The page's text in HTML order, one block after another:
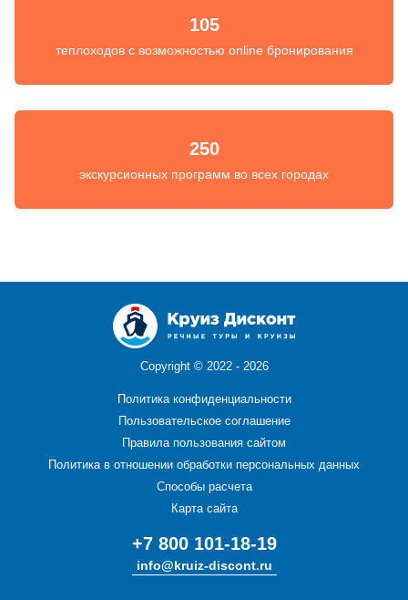
105
теплоходов с возможностью online бронирования
250
экскурсионных программ во всех городах
Copyright © 2022 - 2026
Политика конфиденциальности
Пользовательское соглашение
Правила пользования сайтом
Политика в отношении обработки персональных данных
Способы расчета
Карта сайта
+7 800 101-18-19
info@kruiz-discont.ru